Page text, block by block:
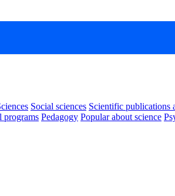
Social sciences Scientific publications
programs Pedagogy Popular about science